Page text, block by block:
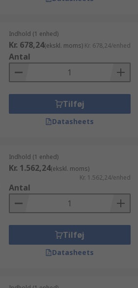
Indhold (1 enhed)
Kr. 678,24(ekskl. moms) Kr. 678,24/enhed
Antal
Tilføj
Datasheets
Indhold (1 enhed)
Kr. 1.562,24(ekskl. moms)
Kr. 1.562,24/enhed
Antal
Tilføj
Datasheets